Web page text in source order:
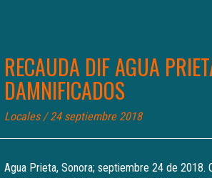
RECAUDA DIF AGUA
DAMNIFICADOS
Locales/ 24 septiembre 2018
Agua Prieta, Sonora; septiembre 24 de 2018.